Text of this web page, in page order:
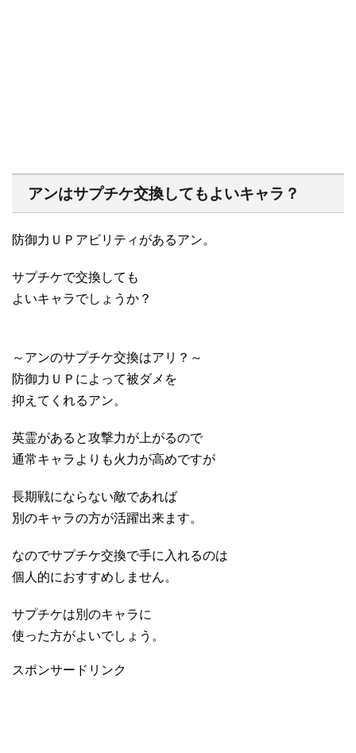
アンはサプチケ交換してもよいキャラ？
防御力ＵＰアビリティがあるアン。
サプチケで交換しても
よいキャラでしょうか？
～アンのサプチケ交換はアリ？～
防御力ＵＰによって被ダメを
抑えてくれるアン。
英霊があると攻撃力が上がるので
通常キャラよりも火力が高めですが
長期戦にならない敵であれば
別のキャラの方が活躍出来ます。
なのでサプチケ交換で手に入れるのは
個人的におすすめしません。
サプチケは別のキャラに
使った方がよいでしょう。
スポンサードリンク